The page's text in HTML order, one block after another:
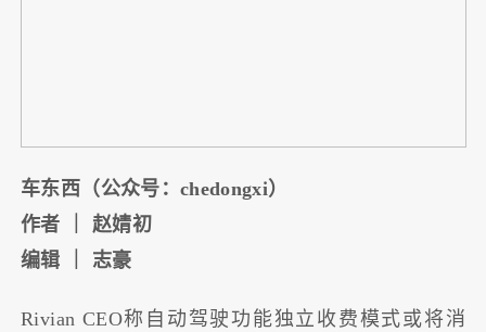
车东西（公众号：chedongxi）
作者 ｜ 赵婧初
编辑 ｜ 志豪
Rivian CEO称自动驾驶功能独立收费模式或将消